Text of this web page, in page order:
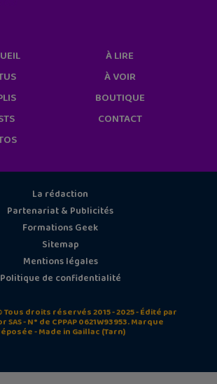
À LIRE
À VOIR
BOUTIQUE
CONTACT
La rédaction
Partenariat & Publicités
Formations Geek
Sitemap
Mentions légales
Politique de confidentialité
droits réservés 2015 - 2025 - Édité par
SAS - N° de CPPAP 0621W93953. Marque
- Made in Gaillac (Tarn)